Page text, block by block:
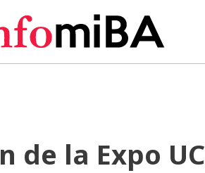
de la Expo